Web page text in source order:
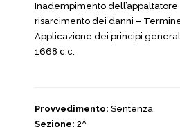
Inadempimento dell’appaltatore
risarcimento dei danni –
Applicazione dei principi
1668 c.c.
Provvedimento: Sentenza
Sezione: 2^